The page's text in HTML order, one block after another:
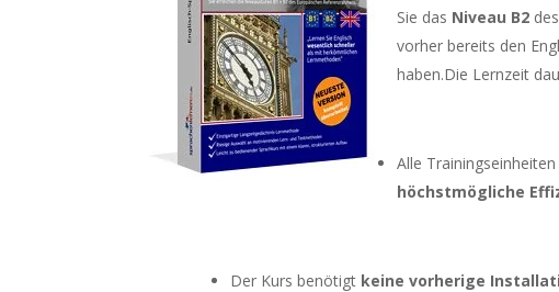
Sie das Niveau B2 des
vorher bereits den
haben.Die Lernzeit
Alle
höchstmögliche
Der Kurs benötigt keine vorherige